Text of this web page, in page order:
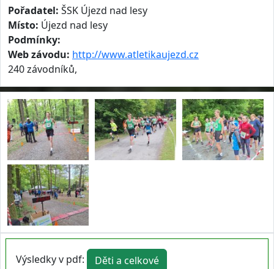
Pořadatel: ŠSK Újezd nad lesy
Místo: Újezd nad lesy
Podmínky:
Web závodu: http://www.atletikaujezd.cz
240 závodníků,
Výsledky v pdf:
Děti a celkové